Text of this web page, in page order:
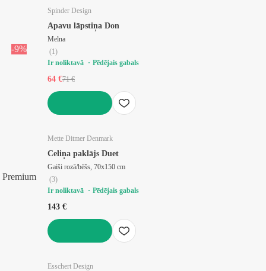
-9%
Spinder Design
Apavu lāpstiņa Don
Melna
(1)
Ir noliktavā
Pēdējais gabals
64 €71 €
Premium
Mette Ditmer Denmark
Celiņa paklājs Duet
Gaiši rozā/bēšs, 70x150 cm
(3)
Ir noliktavā
Pēdējais gabals
143 €
Esschert Design